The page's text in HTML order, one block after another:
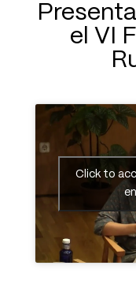
el VI
Click to